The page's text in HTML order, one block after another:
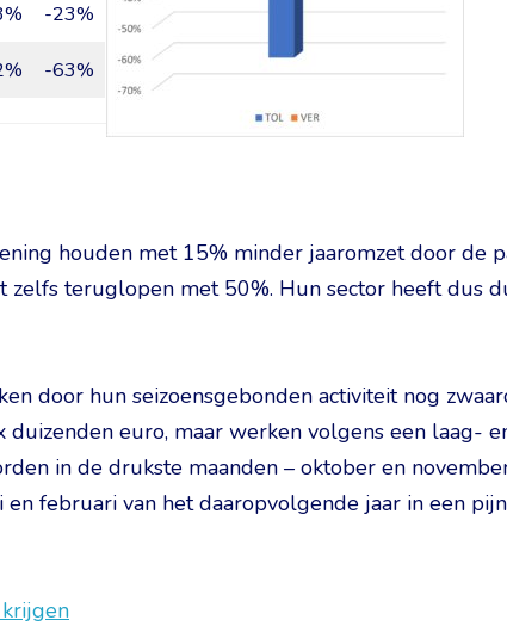
-23%
-63%
houden met 15% minder jaaromzet door de
zelfs teruglopen met 50%. Hun sector heeft dus
door hun seizoensgebonden activiteit nog
euro, maar werken volgens een laag-
in de drukste maanden – oktober en
en februari van het daaropvolgende jaar in een